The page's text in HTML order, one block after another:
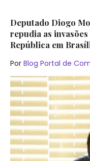
Deputado Diogo
repudia as
República em
Por Blog Portal de